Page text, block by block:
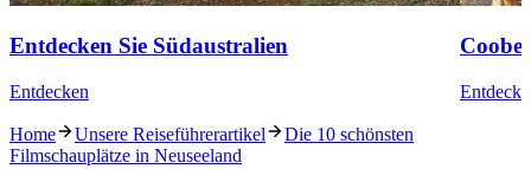
Entdecken Sie Südaustralien
Entdecken
Home Unsere Reiseführerartikel
Die 10 schönsten
Filmschauplätze in Neuseeland